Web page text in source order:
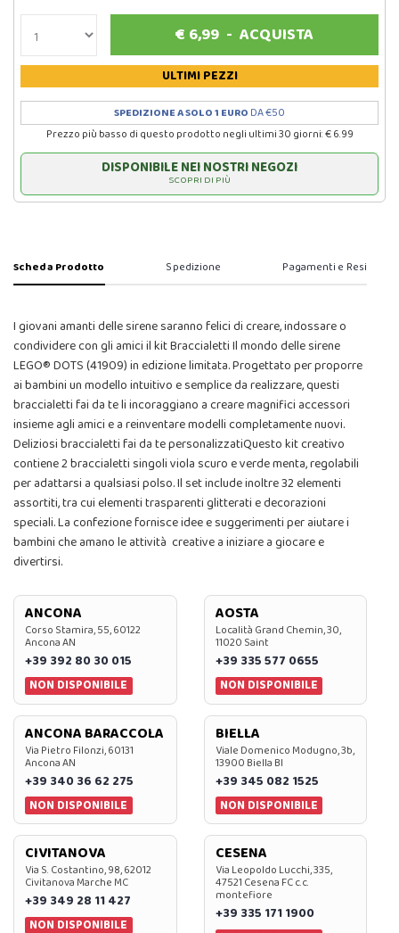
€ 6,99 -ACQUISTA
ULTIMI PEZZI
SPEDIZIONE A SOLO 1 EURO DA €50
Prezzo più basso di questo prodotto negli ultimi 30 giorni: € 6.99
DISPONIBILE NEI NOSTRI NEGOZI
SCOPRI DI PIÙ
Scheda Prodotto Spedizione Pagamenti e Resi
I giovani amanti delle sirene saranno felici di creare, indossare o
condividere con gli amici il kit Braccialetti Il mondo delle sirene
LEGO® DOTS (41909) in edizione limitata. Progettato per proporre
ai bambini un modello intuitivo e semplice da realizzare, questi
braccialetti fai da te li incoraggiano a creare magnifici accessori
insieme agli amici e a reinventare modelli completamente nuovi.
Deliziosi braccialetti fai da te personalizzatiQuesto kit creativo
contiene 2 braccialetti singoli viola scuro e verde menta, regolabili
per adattarsi a qualsiasi polso. Il set include inoltre 32 elementi
assortiti, tra cui elementi trasparenti glitterati e decorazioni
speciali. La confezione fornisce idee e suggerimenti per aiutare i
bambini che amano le attività creative a iniziare a giocare e
divertirsi.
ANCONA
Corso Stamira, 55, 60122
Ancona AN
+39 392 80 30 015
NON DISPONIBILE
AOSTA
Località Grand Chemin, 30,
11020 Saint
+39 335 577 0655
NON DISPONIBILE
ANCONA BARACCOLA
Via Pietro Filonzi, 60131
Ancona AN
+39 340 36 62 275
NON DISPONIBILE
BIELLA
Viale Domenico Modugno, 3b,
13900 Biella BI
+39 345 082 1525
NON DISPONIBILE
CIVITANOVA
Via S. Costantino, 98, 62012
Civitanova Marche MC
+39 349 28 11 427
NON DISPONIBILE
CESENA
Via Leopoldo Lucchi, 335,
47521 Cesena FC c.c.
montefiore
+39 335 171 1900